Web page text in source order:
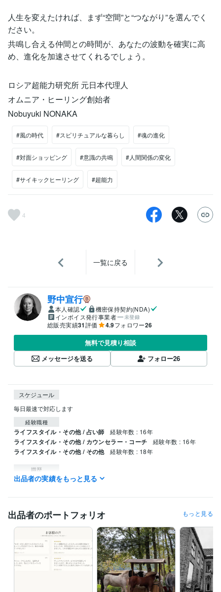
人生を変えたければ、まず“空間”と“つながり”を選んでく
ださい。
共鳴し合える仲間との時間が、あなたの波動を確実に高
め、進化を加速させてくれるでしょう。
ロシア超能力研究所 元日本代理人
オムニア・ヒーリング創始者
Nobuyuki NONAKA
#風の時代 #スピリチュアルな暮らし #魂の進化
#対面ショッピング #意識の共鳴 #人間関係の変化
#サイキックヒーリング #超能力
4
一覧に戻る
野中宣行
本人確認
機密保持契約(NDA)
インボイス発行事業者
未登録
総販売実績31評価 4.9フォロワー26
無料で見積り相談
メッセージを送る
フォロー26
スケジュール
毎日最速で対応します
経験職種
ライフスタイル・その他 / 占い師 経験年数 : 16年
ライフスタイル・その他 / カウンセラー・コーチ 経験年数 : 16年
ライフスタイル・その他 / その他 経験年数 : 18年
職歴
サイキック.com 2013年12月 ~ 現在
受賞歴
o'ce』ヒーリング特集掲載
得意分野
占い 開運ヒーリング 恋愛ヒーリング 金運ヒーリング 願望成就ヒ
ーリング
1989年3月 ~ 1995年3月
出品者の実績をもっと見る
出品者のポートフォリオ もっと見る